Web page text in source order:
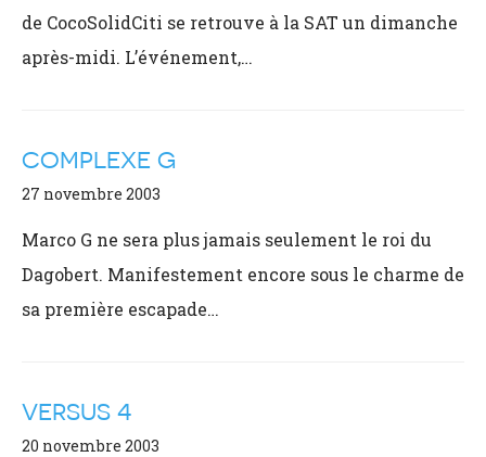
de CocoSolidCiti se retrouve à la SAT un dimanche
après-midi. L’événement,…
COMPLEXE G
27 novembre 2003
Marco G ne sera plus jamais seulement le roi du
Dagobert. Manifestement encore sous le charme de
sa première escapade…
VERSUS 4
20 novembre 2003